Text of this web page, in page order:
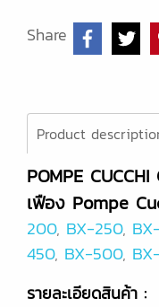
Share
Product
POMPE
เฟือง Pompe
200, BX-250,
450, BX-500,
รายละเอียดสินค้า :